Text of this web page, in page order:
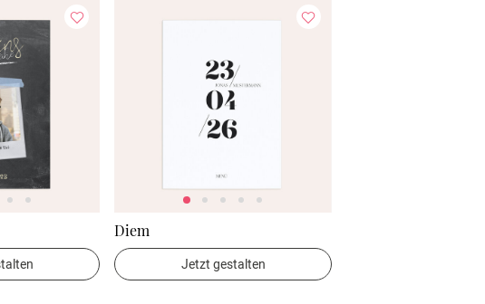
Diem
Jetzt gestalten